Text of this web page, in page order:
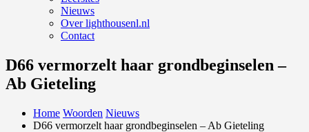
Nieuws
Over lighthousenl.nl
Contact
D66 vermorzelt haar grondbeginselen –
Ab Gieteling
Home Woorden Nieuws
D66 vermorzelt haar grondbeginselen – Ab Gieteling